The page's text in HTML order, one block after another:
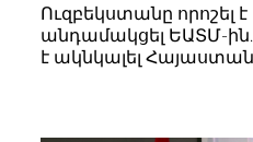
Ուզբեկստանը որոշել է
անդամակցել ԵԱՏՄ-ին.
է ակնկալել